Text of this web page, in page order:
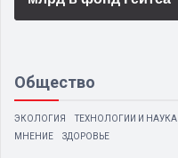
Общество
ЭКОЛОГИЯ ТЕХНОЛОГИИ И НАУКА
МНЕНИЕ
ЗДОРОВЬЕ